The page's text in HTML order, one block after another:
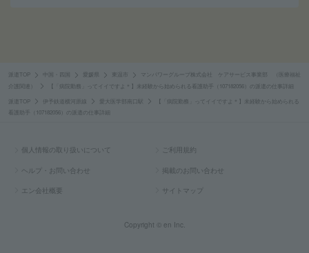
派遣TOP 中国・四国 愛媛県
マンパワーグループ株式会社 ケアサービス事業部 （医療福祉
介護関連）
【「病院勤務」ってイイですよ＊】未経験から始められる看護助手（107182056）の派遣の仕事詳細
派遣TOP 伊予鉄道横河原線 愛大医学部南口駅
【「病院勤務」ってイイですよ＊】未経験から始められる
看護助手（107182056）の派遣の仕事詳細
個人情報の取り扱いについて ご利用規約
ヘルプ・お問い合わせ 掲載のお問い合わせ
エン会社概要 サイトマップ
Copyright © en Inc.